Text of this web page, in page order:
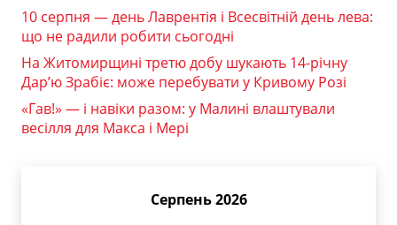
10 серпня — день Лаврентія і Всесвітній день лева:
що не радили робити сьогодні
На Житомирщині третю добу шукають 14-річну
Дар’ю Зрабіє: може перебувати у Кривому Розі
«Гав!» — і навіки разом: у Малині влаштували
весілля для Макса і Мері
Серпень 2026